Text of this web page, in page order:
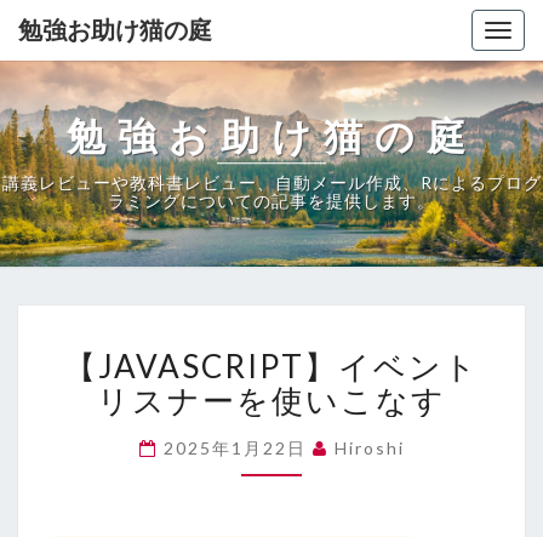
勉強お助け猫の庭
勉強お助け猫の庭
講義レビューや教科書レビュー、自動メール作成、Rによるプログ
ラミングについての記事を提供します。
イ
ベ
ン
ト
リ
【JAVASCRIPT】イベント
リスナーを使いこなす
2025年1月22日 Hiroshi